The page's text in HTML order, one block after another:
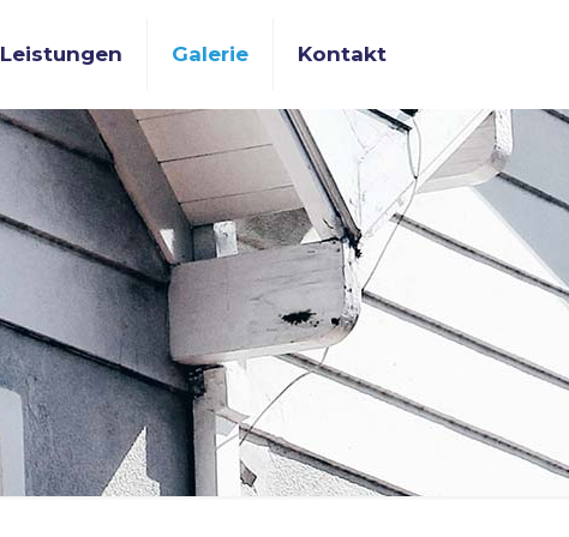
Leistungen Galerie Kontakt